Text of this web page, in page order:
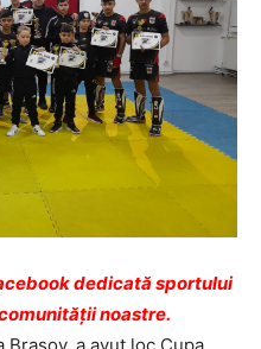
dedicată sportului
noastre.